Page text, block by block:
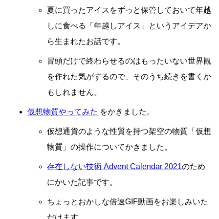
夏に買ったアイスをずっと保管しておいて年越
しに食べる「年越しアイス」というアイデアか
ら生まれたお話です。
冒頭だけで終わらせるのはもったいない世界観
を作れた気がするので、そのうち続きを書くか
もしれません。
仮想物質やってみた をかきました。
仮想通貨のような性質を持つ架空の物質「仮想
物質」の操作についてかきました。
存在しない技術 Advent Calendar 2021のため
にかいた記事です。
ちょっとおかしな倍速GIF動画をお楽しみいた